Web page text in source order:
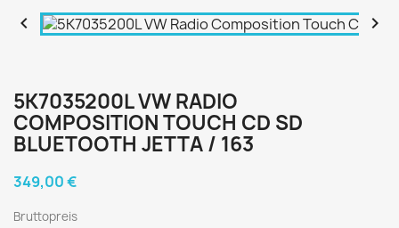
 
5K7035200L VW RADIO
COMPOSITION TOUCH CD SD
BLUETOOTH JETTA / 163
349,00 €
Bruttopreis